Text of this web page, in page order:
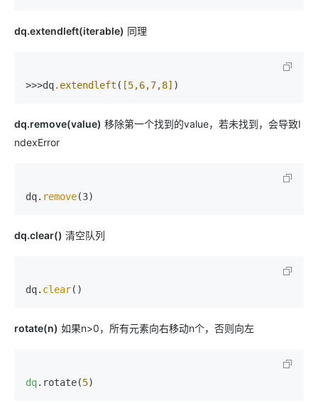
dq.extendleft(iterable) 同理
>>>dq.extendleft ( [5,6,7,8] )
dq.remove(value) 移除第一个找到的value，若未找到，会导致I
ndexError
dq. remove(3)
dq.clear() 清空队列
dq. clear()
rotate(n) 如果n>0，所有元素向右移动n个，否则向左
dq.rotate(5)